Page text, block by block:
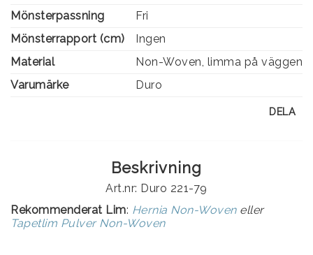
Mönsterpassning
Fri
Mönsterrapport (cm)
Ingen
Material
Non-Woven, limma på väggen
Varumärke
Duro
DELA
Beskrivning
Art.nr: Duro 221-79
Rekommenderat Lim: Hernia Non-Woveneller
Tapetlim Pulver Non-Woven